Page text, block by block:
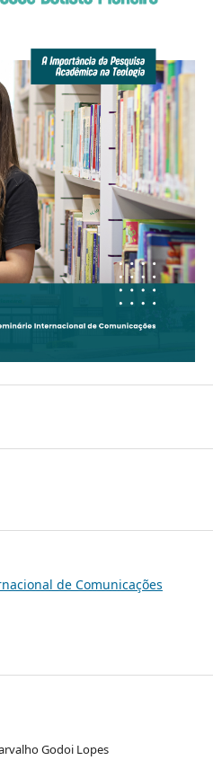
de Comunicações
Godoi Lopes